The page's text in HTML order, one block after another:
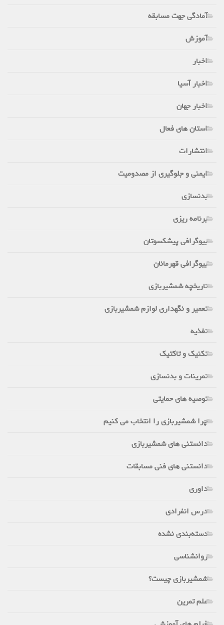
آمادگی جهت مسابقه
آموزش
اخبار
اخبار آسیا
اخبار جهان
استان های فعال
انتشارات
ایمنی و جلوگیری از مصدومیت
بدنسازی
برنامه ریزی
بیوگرافی پیشکسوتان
بیوگرافی قهرمانان
تاریخچه شمشیربازی
تعمیر و نگهداری لوازم شمشیربازی
تغذیه
تکنیک و تاکتیک
تمرینات و بدنسازی
توصیه های حمایتی
چرا شمشیربازی را انتخاب می کنیم
دانستنی های شمشیربازی
دانستنی های فنی مسابقات
داوری
درس انفرادی
دسته‌بندی نشده
روانشناسی
شمشیربازی چیست؟
علم تمرین